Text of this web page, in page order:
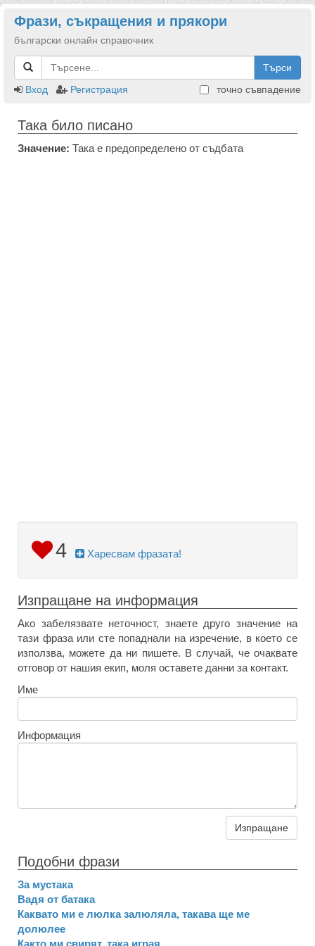
Фрази, съкращения и прякори
български онлайн справочник
Търси
Вход
Регистрация точно съвпадение
Така било писано
Значение: Така е предопределено от съдбата
4 Харесвам фразата!
Изпращане на информация
Ако забелязвате неточност, знаете друго значение на
тази фраза или сте попаднали на изречение, в което се
използва, можете да ни пишете. В случай, че очаквате
отговор от нашия екип, моля оставете данни за контакт.
Име
Информация
Изпращане
Подобни фрази
За мустака
Вадя от батака
Каквато ми е люлка залюляла, такава ще ме
долюлее
Както ми свирят, така играя